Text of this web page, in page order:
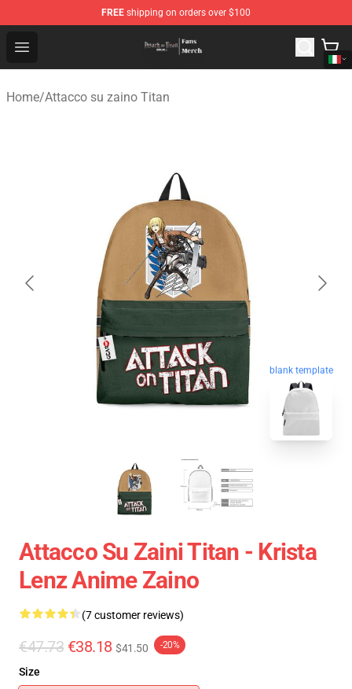
FREE shipping on orders over $100
Open menu
Attack On Titan Store - Official Attack On Titan
Home/Attacco su zaino Titan
blank template
Attacco Su Zaini Titan - Krista
Lenz Anime Zaino
(7 customer reviews)
€47.73 €38.18 $41.50 -20%
Size